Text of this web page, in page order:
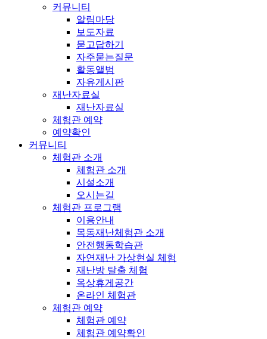
커뮤니티
알림마당
보도자료
묻고답하기
자주묻는질문
활동앨범
자유게시판
재난자료실
재난자료실
체험관 예약
예약확인
커뮤니티
체험관 소개
체험관 소개
시설소개
오시는길
체험관 프로그램
이용안내
목동재난체험관 소개
안전행동학습관
자연재난 가상현실 체험
재난방 탈출 체험
옥상휴게공간
온라인 체험관
체험관 예약
체험관 예약
체험관 예약확인